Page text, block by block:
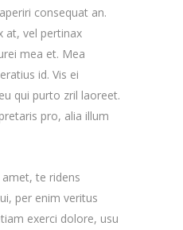
consequat an.
at, vel pertinax
mea et. Mea
id. Vis ei
qui purto zril laoreet.
pro, alia illum
te ridens
per enim veritus
exerci dolore, usu